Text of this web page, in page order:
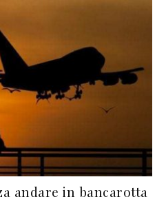
andare in bancarotta